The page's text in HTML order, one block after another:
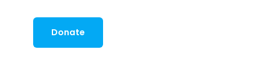
Donate